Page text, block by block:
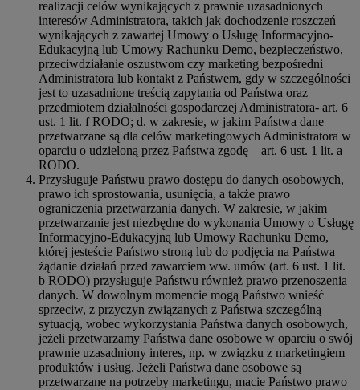
realizacji celów wynikających z prawnie uzasadnionych
interesów Administratora, takich jak dochodzenie roszczeń
wynikających z zawartej Umowy o Usługę Informacyjno-
Edukacyjną lub Umowy Rachunku Demo, bezpieczeństwo,
przeciwdziałanie oszustwom czy marketing bezpośredni
Administratora lub kontakt z Państwem, gdy w szczególności
jest to uzasadnione treścią zapytania od Państwa oraz
przedmiotem działalności gospodarczej Administratora- art. 6
ust. 1 lit. f RODO; d. w zakresie, w jakim Państwa dane
przetwarzane są dla celów marketingowych Administratora w
oparciu o udzieloną przez Państwa zgodę – art. 6 ust. 1 lit. a
RODO.
Przysługuje Państwu prawo dostępu do danych osobowych,
prawo ich sprostowania, usunięcia, a także prawo
ograniczenia przetwarzania danych. W zakresie, w jakim
przetwarzanie jest niezbędne do wykonania Umowy o Usługę
Informacyjno-Edukacyjną lub Umowy Rachunku Demo,
której jesteście Państwo stroną lub do podjęcia na Państwa
żądanie działań przed zawarciem ww. umów (art. 6 ust. 1 lit.
b RODO) przysługuje Państwu również prawo przenoszenia
danych. W dowolnym momencie mogą Państwo wnieść
sprzeciw, z przyczyn związanych z Państwa szczególną
sytuacją, wobec wykorzystania Państwa danych osobowych,
jeżeli przetwarzamy Państwa dane osobowe w oparciu o swój
prawnie uzasadniony interes, np. w związku z marketingiem
produktów i usług. Jeżeli Państwa dane osobowe są
przetwarzane na potrzeby marketingu, macie Państwo prawo